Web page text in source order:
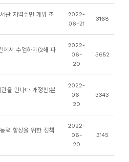
관 지역주민 개방 조
2022-
06-21
3168
에서 수업하기(2쇄 파
2022-
06-
20
3652
을 만나다 개정판(본
2022-
06-
20
3343
력 향상을 위한 정책
2022-
06-
20
3145